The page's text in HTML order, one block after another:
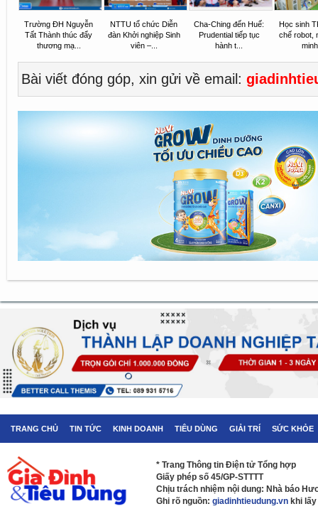
Trường ĐH Nguyễn
Tất Thành thúc đẩy
thương mạ...
NTTU tổ chức Diễn
đàn Khởi nghiệp Sinh
viên –...
Cha-Ching đến Huế:
Prudential tiếp tục
hành t...
Học sinh
chế robot,
Bài viết đóng góp, xin gửi về email:
TRANG CHỦ TIN TỨC KINH DOANH TIÊU DÙNG GIẢI TRÍ SỨC KHỎE
* Trang Thông tin Điện tử Tổng hợp
Giấy phép số 45/GP-STTTT
Chịu trách nhiệm nội dung: Nhà báo
Ghi rõ nguồn: giadinhtieudung.vn khi